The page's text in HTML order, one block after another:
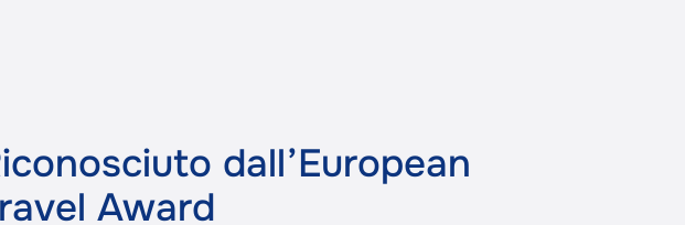
dall’European
Award